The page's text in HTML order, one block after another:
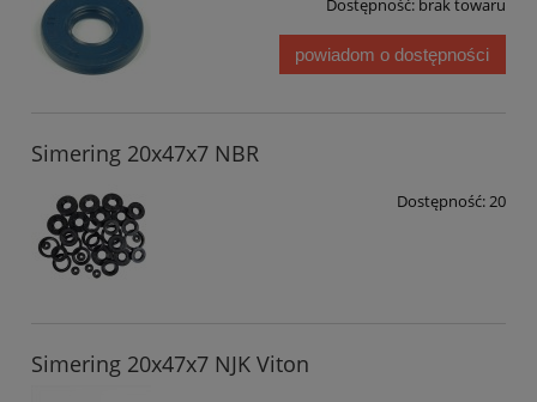
Dostępność: brak towaru
powiadom o dostępności
Simering 20x47x7 NBR
Dostępność: 20
Simering 20x47x7 NJK Viton